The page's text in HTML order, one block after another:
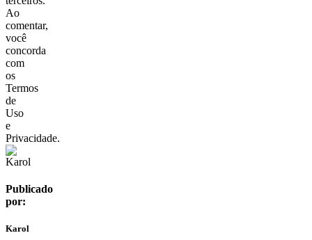
Ao
comentar,
você
concorda
com
os
Termos
de
Uso
e
Privacidade.
Publicado
por:
Karol